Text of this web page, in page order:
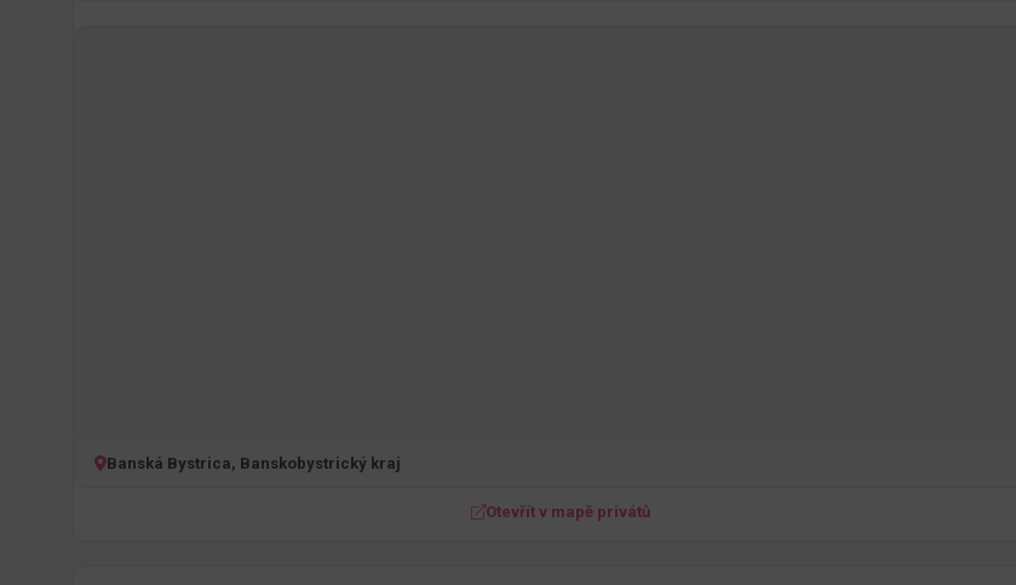
Banská Bystrica, Banskobystrický kraj
Otevřít v mapě privátů